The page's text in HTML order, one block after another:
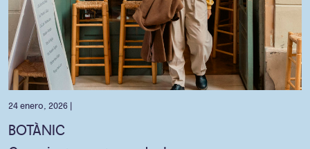
24 enero, 2026 |
BOTÀNIC